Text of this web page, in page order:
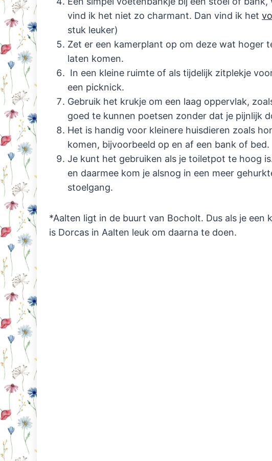
vind ik het niet zo charmant. Dan vind ik het
stuk leuker)
Zet er een kamerplant op om deze wat hoger
laten komen.
In een kleine ruimte of als tijdelijk zitplekje
een picknick.
Gebruik het krukje om een laag oppervlak,
goed te kunnen poetsen zonder dat je pijnlijk
Het is handig voor kleinere huisdieren zoals
komen, bijvoorbeeld op en af een bank of bed.
Je kunt het gebruiken als je toiletpot te hoog
en daarmee kom je alsnog in een meer
stoelgang.
*Aalten ligt in de buurt van Bocholt. Dus als je een
is Dorcas in Aalten leuk om daarna te doen.